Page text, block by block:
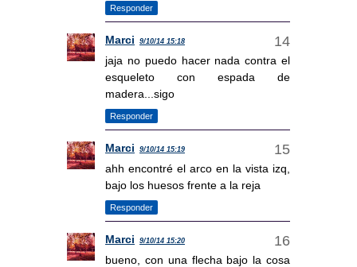
Responder
Marci 9/10/14 15:18
jaja no puedo hacer nada contra el
esqueleto con espada de
madera...sigo
Responder
Marci 9/10/14 15:19
ahh encontré el arco en la vista izq,
bajo los huesos frente a la reja
Responder
Marci 9/10/14 15:20
bueno, con una flecha bajo la cosa